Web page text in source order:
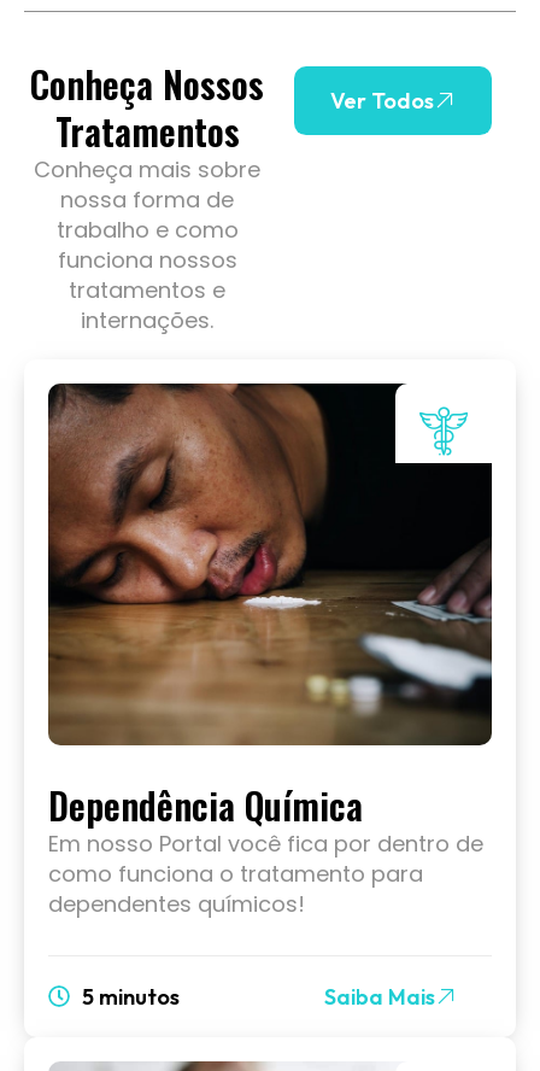
Conheça Nossos
Tratamentos
Conheça mais sobre
nossa forma de
trabalho e como
funciona nossos
tratamentos e
internações.
Ver Todos
Dependência Química
Em nosso Portal você fica por dentro de
como funciona o tratamento para
dependentes químicos!
5 minutos Saiba Mais